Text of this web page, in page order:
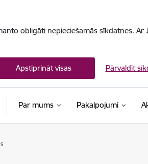
obligāti nepieciešamās sīkdatnes.
Apstiprināt visas Pārvaldīt
Par mums Pakalpojumi